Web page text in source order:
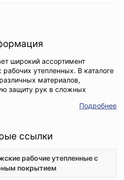
широкий ассортимент
утепленных. В каталоге
материалов,
защиту рук в сложных
рекомендуются
эффективно защищающие от
захват инструментов и
дополнительного комфорта в
Подробнее
ссылки
рабочие утепленные с
покрытием